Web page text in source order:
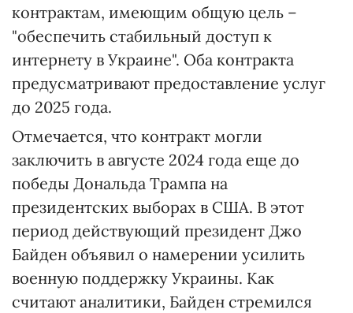
контрактам, имеющим общую цель –
"обеспечить стабильный доступ к
интернету в Украине". Оба контракта
предусматривают предоставление услуг
до 2025 года.
Отмечается, что контракт могли
заключить в августе 2024 года еще до
победы Дональда Трампа на
президентских выборах в США. В этот
период действующий президент Джо
Байден объявил о намерении усилить
военную поддержку Украины. Как
считают аналитики, Байден стремился